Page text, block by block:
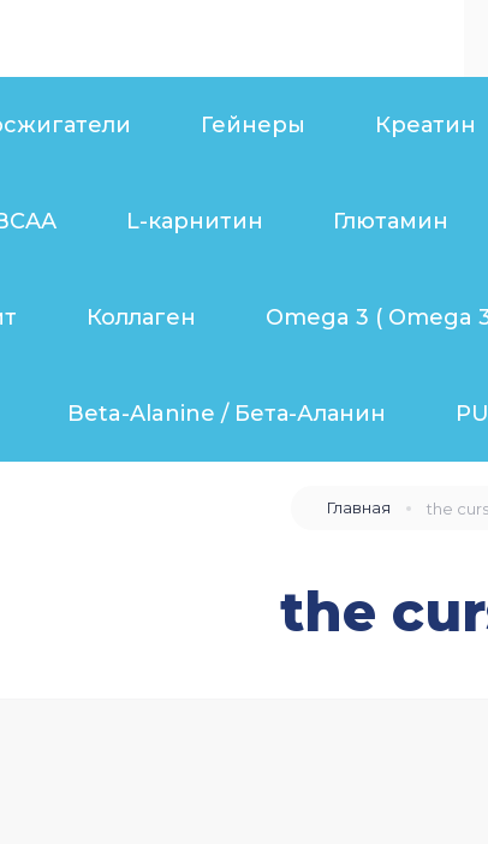
Гейнеры Креатин
L-карнитин Глютамин
Коллаген Omega 3 ( Omega
Beta-Alanine / Бета-Аланин
Главная the
the